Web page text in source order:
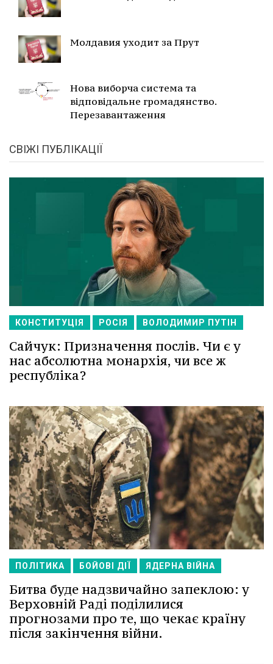
Молдавия уходит за Прут
Нова виборча система та
відповідальне громадянство.
Перезавантаження
СВІЖІ ПУБЛІКАЦІЇ
КОНСТИТУЦІЯ РОСІЯ ВОЛОДИМИР ПУТІН
Сайчук: Призначення послів. Чи є у
нас абсолютна монархія, чи все ж
республіка?
ПОЛІТИКА БОЙОВІ ДІЇ ЯДЕРНА ВІЙНА
Битва буде надзвичайно запеклою: у
Верховній Раді поділилися
прогнозами про те, що чекає країну
після закінчення війни.